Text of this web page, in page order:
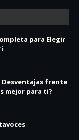
para Elegir
Desventajas frente
mejor para ti?